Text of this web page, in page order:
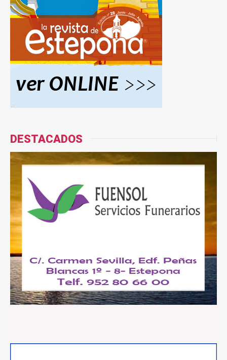
DESTACADOS